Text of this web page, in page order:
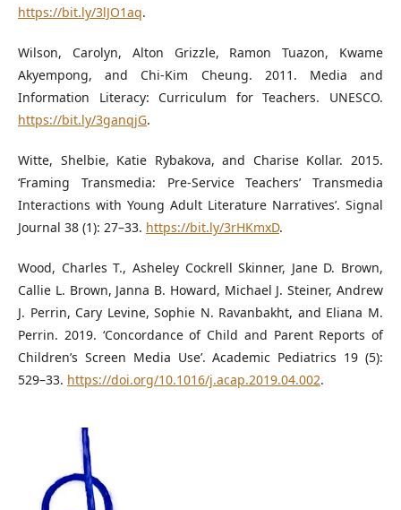
https://bit.ly/3lJO1aq.
Wilson, Carolyn, Alton Grizzle, Ramon Tuazon, Kwame
Akyempong, and Chi-Kim Cheung. 2011. Media and
Information Literacy: Curriculum for Teachers. UNESCO.
https://bit.ly/3ganqjG.
Witte, Shelbie, Katie Rybakova, and Charise Kollar. 2015.
‘Framing Transmedia: Pre-Service Teachers’ Transmedia
Interactions with Young Adult Literature Narratives’. Signal
Journal 38 (1): 27–33. https://bit.ly/3rHKmxD.
Wood, Charles T., Asheley Cockrell Skinner, Jane D. Brown,
Callie L. Brown, Janna B. Howard, Michael J. Steiner, Andrew
J. Perrin, Cary Levine, Sophie N. Ravanbakht, and Eliana M.
Perrin. 2019. ‘Concordance of Child and Parent Reports of
Children’s Screen Media Use’. Academic Pediatrics 19 (5):
529–33. https://doi.org/10.1016/j.acap.2019.04.002.